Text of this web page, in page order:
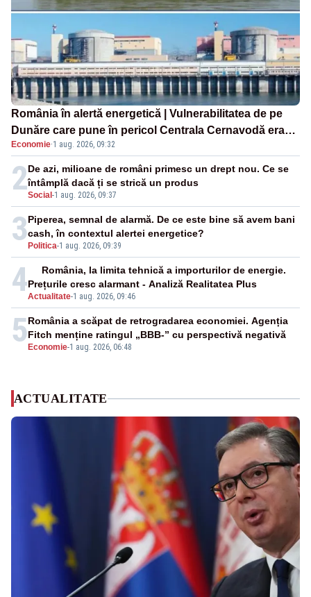
România în alertă energetică | Vulnerabilitatea de pe
Dunăre care pune în pericol Centrala Cernavodă era
cunoscută de pe vremea lui Ceaușescu
Economie·1 aug. 2026, 09:32
2Social -1 aug. 2026, 09:37
De azi, milioane de români primesc un drept nou. Ce se
întâmplă dacă ți se strică un produs
3 Politica-1 aug. 2026, 09:39
Piperea, semnal de alarmă. De ce este bine să avem bani
cash, în contextul alertei energetice?
4Actualitate-1 aug. 2026, 09:46
România, la limita tehnică a importurilor de energie.
Prețurile cresc alarmant - Analiză Realitatea Plus
5 Economie-1 aug. 2026, 06:48
România a scăpat de retrogradarea economiei. Agenția
Fitch menține ratingul „BBB-” cu perspectivă negativă
ACTUALITATE